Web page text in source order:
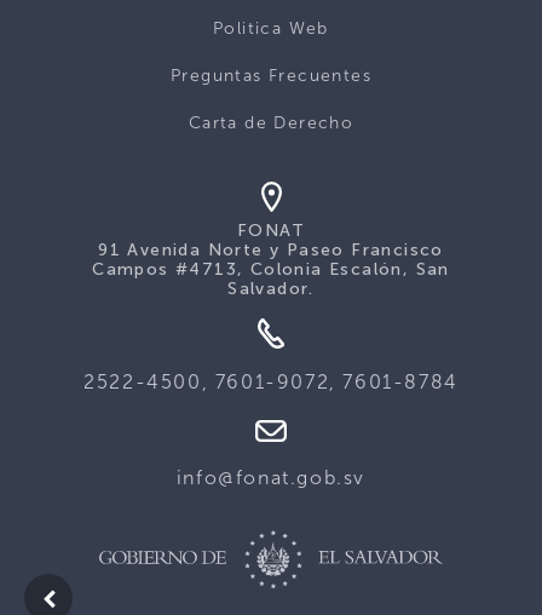
Politica Web
Preguntas Frecuentes
Carta de Derecho
FONAT
91 Avenida Norte y Paseo Francisco
Campos #4713, Colonia Escalón, San
Salvador.
2522-4500, 7601-9072, 7601-8784
info@fonat.gob.sv